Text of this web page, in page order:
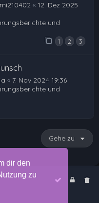
dir den
zu
« 12. Dez 2025
und
1 2 3
« 7. Nov 2024 19:36
und
Gehe zu